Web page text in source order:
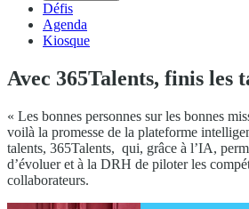
Défis
Agenda
Kiosque
Avec 365Talents, finis les
« Les bonnes personnes sur les bonnes
voilà la promesse de la plateforme
talents, 365Talents, qui, grâce à l’IA,
d’évoluer et à la DRH de piloter les
collaborateurs.